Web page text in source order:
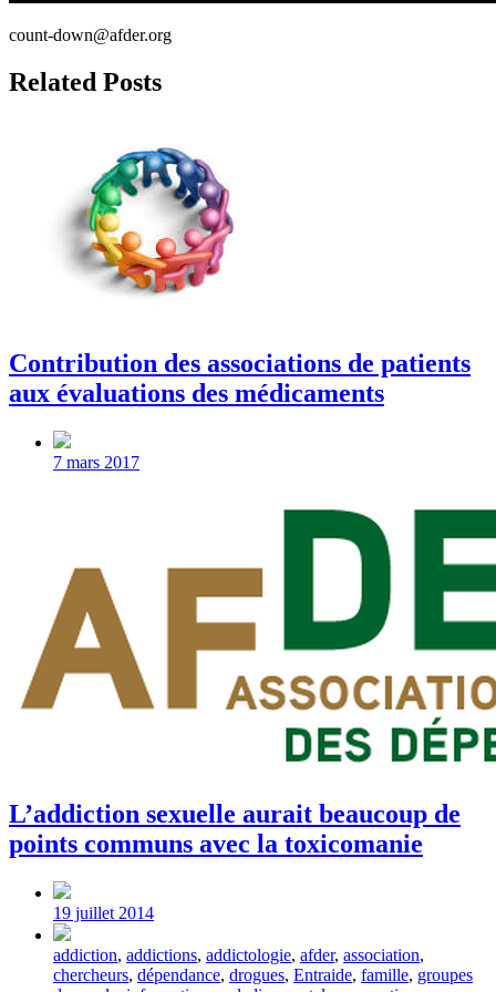
count-down@afder.org
Related Posts
Contribution des associations de patients
aux évaluations des médicaments
Post
date
7 mars 2017
L’addiction sexuelle aurait beaucoup de
points communs avec la toxicomanie
Post
date
19 juillet 2014
Tagged
with
addiction, addictions, addictologie, afder, association,
chercheurs, dépendance, drogues, Entraide, famille, groupes